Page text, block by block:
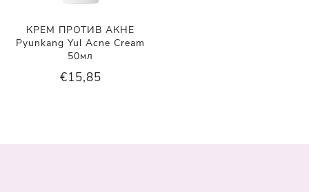
КРЕМ ПРОТИВ АКНЕ
Pyunkang Yul Acne Cream
50мл
€15,85